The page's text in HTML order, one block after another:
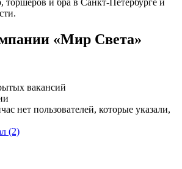
«Мир Света»
вакансий
нет пользователей, которые указали,
(2)